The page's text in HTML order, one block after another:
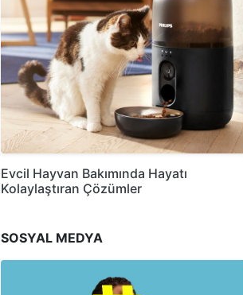
Evcil Hayvan Bakımında Hayatı
Kolaylaştıran Çözümler
SOSYAL MEDYA